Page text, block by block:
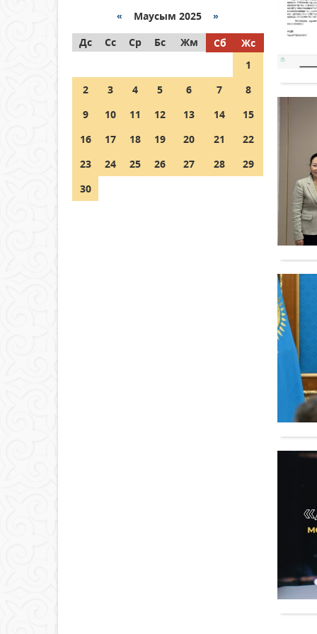
граждане Казахстана,
находящиеся за рубежом?
05 тамыз 2026 ж. 134
Шетелде жүрген Қазақстан
азаматтары қалай дауыс
бере алады?
« Маусым 2025 »
Дс
Сс Ср Бс Жм Сб
Жс
1
2
3 4 5 6 7
8
9
10 11 12 13 14
15
16
17 18 19 20 21
22
23
24 25 26 27 28
29
30